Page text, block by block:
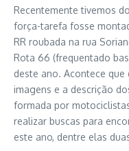
Recentemente tivemos
força-tarefa fosse
RR roubada na rua
Rota 66 (frequentado
deste ano. Acontece
imagens e a descrição
formada por
realizar buscas para
este ano, dentre elas